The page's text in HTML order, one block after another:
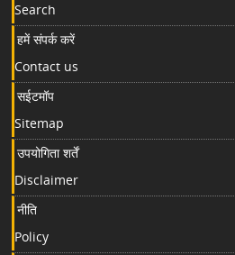
Search
हमें संपर्क करें
Contact us
सईटमॉप
Sitemap
उपयोगिता शर्तें
Disclaimer
नीति
Policy